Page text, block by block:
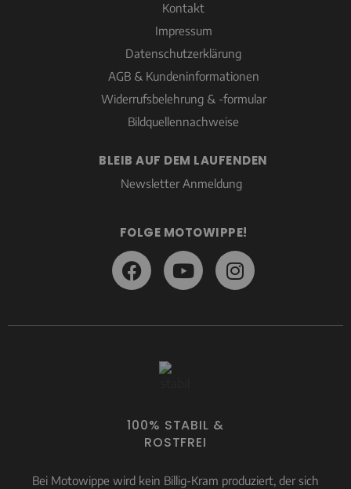
Kontakt
Impressum
Datenschutzerklärung
AGB & Kundeninformationen
Widerrufsbelehrung & -formular
Bildquellennachweise
BLEIB AUF DEM LAUFENDEN
Newsletter Anmeldung
FOLGE MOTOWIPPE!
100% STABIL &
ROSTFREI
Bei Motowippe wird kein Billig-Kram produziert, der sich